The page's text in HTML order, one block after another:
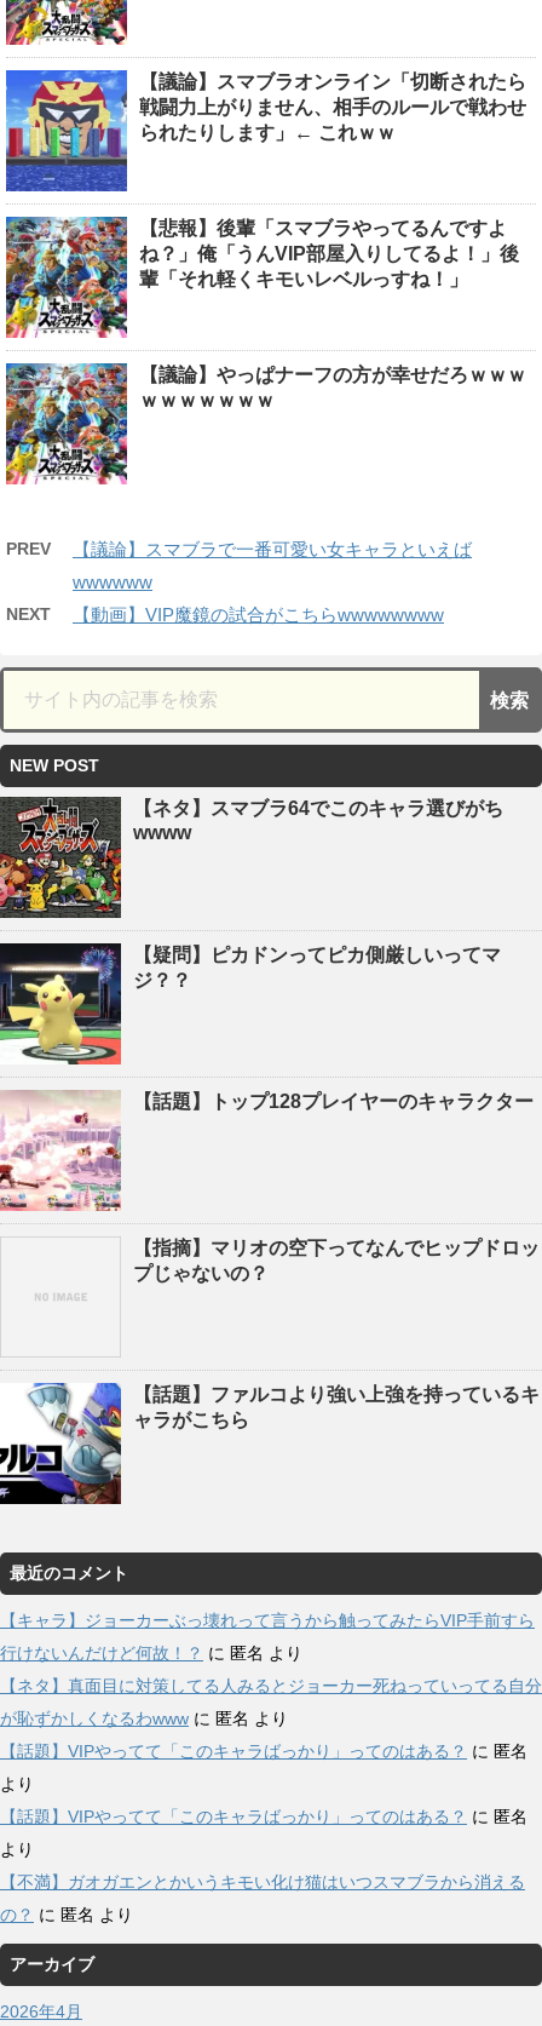
【議論】スマブラオンライン「切断されたら
戦闘力上がりません、相手のルールで戦わせ
られたりします」← これｗｗ
【悲報】後輩「スマブラやってるんですよ
ね？」俺「うんVIP部屋入りしてるよ！」後
輩「それ軽くキモいレベルっすね！」
【議論】やっぱナーフの方が幸せだろｗｗｗ
ｗｗｗｗｗｗｗ
PREV
【議論】スマブラで一番可愛い女キャラといえば
wwwwww
NEXT 【動画】VIP魔鏡の試合がこちらwwwwwwww
NEW POST
【ネタ】スマブラ64でこのキャラ選びがち
wwww
【疑問】ピカドンってピカ側厳しいってマ
ジ？？
【話題】トップ128プレイヤーのキャラクター
【指摘】マリオの空下ってなんでヒップドロッ
プじゃないの？
【話題】ファルコより強い上強を持っているキ
ャラがこちら
最近のコメント
【キャラ】ジョーカーぶっ壊れって言うから触ってみたらVIP手前すら
行けないんだけど何故！？ に 匿名 より
【ネタ】真面目に対策してる人みるとジョーカー死ねっていってる自分
が恥ずかしくなるわwww に 匿名 より
【話題】VIPやってて「このキャラばっかり」ってのはある？ に 匿名
より
【話題】VIPやってて「このキャラばっかり」ってのはある？ に 匿名
より
【不満】ガオガエンとかいうキモい化け猫はいつスマブラから消える
の？ に 匿名 より
アーカイブ
2026年4月